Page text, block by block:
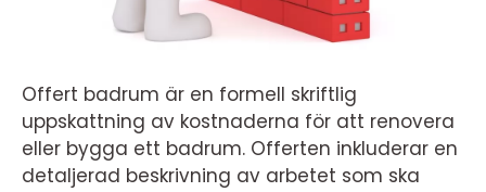
Offert badrum är en formell skriftlig
uppskattning av kostnaderna för att renovera
eller bygga ett badrum. Offerten inkluderar en
detaljerad beskrivning av arbetet som ska